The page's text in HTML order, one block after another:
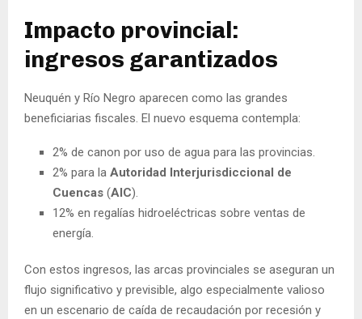
Impacto provincial:
ingresos garantizados
Neuquén y Río Negro aparecen como las grandes
beneficiarias fiscales. El nuevo esquema contempla:
2% de canon por uso de agua para las provincias.
2% para la Autoridad Interjurisdiccional de
Cuencas (AIC).
12% en regalías hidroeléctricas sobre ventas de
energía.
Con estos ingresos, las arcas provinciales se aseguran un
flujo significativo y previsible, algo especialmente valioso
en un escenario de caída de recaudación por recesión y